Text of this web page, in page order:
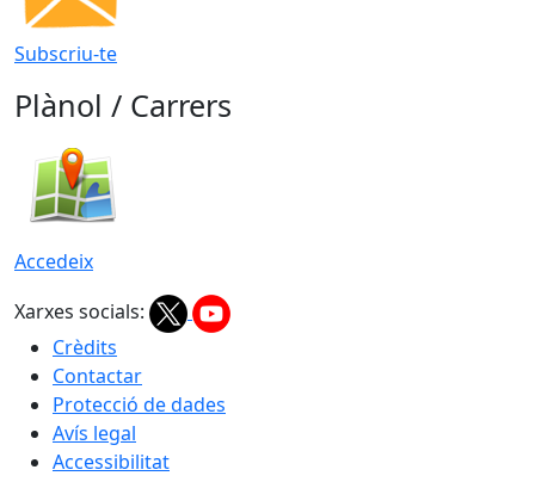
Subscriu-te
Plànol / Carrers
Accedeix
Xarxes socials:
Crèdits
Contactar
Protecció de dades
Avís legal
Accessibilitat